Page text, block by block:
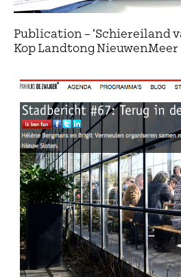
Publication – ‘Schiereiland
Kop Landtong NieuwenMeer